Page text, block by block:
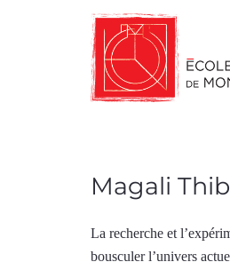
Magali
La recherche et
bousculer l’univers